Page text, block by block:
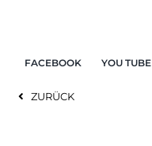
FACEBOOK YOU TUBE
ZURÜCK